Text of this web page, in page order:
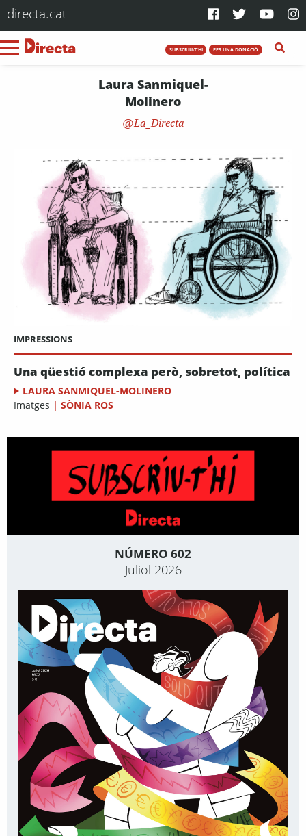
directa.cat
SUBSCRIU-T'HI FES UNA DONACIÓ
Laura Sanmiquel-
Molinero
La_Directa
IMPRESSIONS
Una qüestió complexa però, sobretot, política
LAURA SANMIQUEL-MOLINERO
Imatges | SÒNIA ROS
NÚMERO 602
Juliol 2026